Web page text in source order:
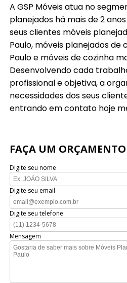
A GSP Móveis atua no
planejados há mais de 2
seus clientes móveis
Paulo, móveis planejados de
Paulo e móveis de cozinha
Desenvolvendo cada
profissional e objetiva, a
necessidades dos seus
entrando em contato hoje
FAÇA UM ORÇAMENTO
Digite seu nome
Digite seu email
Digite seu telefone
Mensagem